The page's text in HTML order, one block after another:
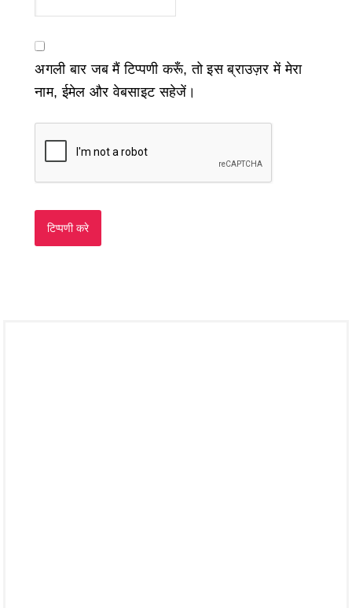
अगली बार जब मैं टिप्पणी करूँ, तो इस ब्राउज़र में मेरा
नाम, ईमेल और वेबसाइट सहेजें।